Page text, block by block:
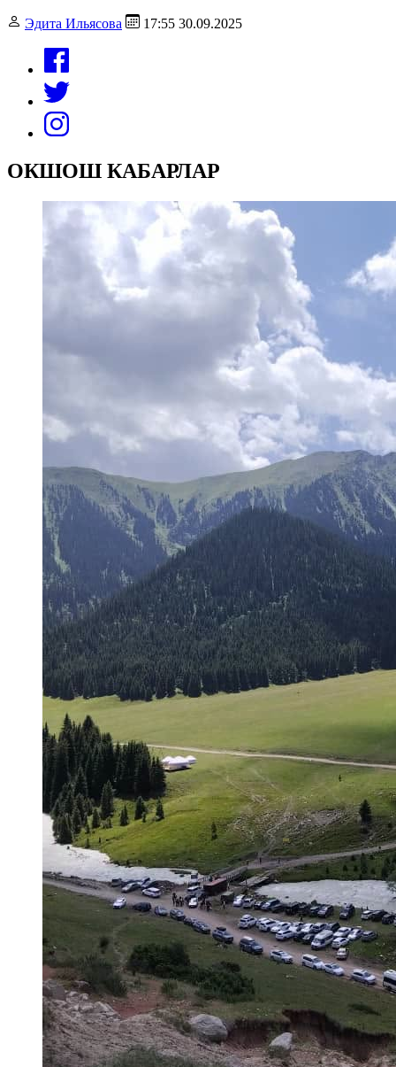
Эдита Ильясова 17:55 30.09.2025
ОКШОШ КАБАРЛАР